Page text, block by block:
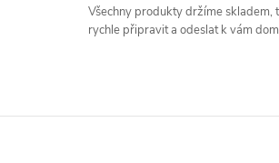
Všechny produkty držíme skladem,
rychle připravit a odeslat k vám